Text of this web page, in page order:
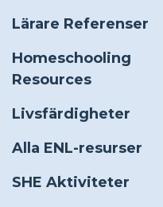
Lärare Referenser
Homeschooling
Resources
Livsfärdigheter
Alla ENL-resurser
SHE Aktiviteter